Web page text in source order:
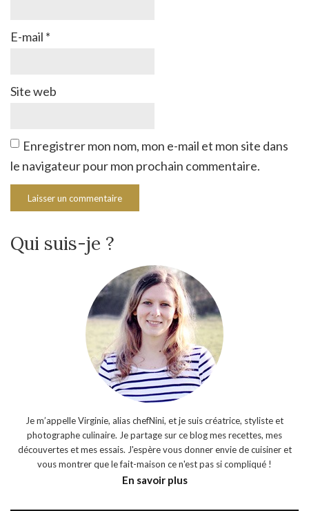
E-mail *
Site web
Enregistrer mon nom, mon e-mail et mon site dans
le navigateur pour mon prochain commentaire.
Qui suis-je ?
Je m’appelle Virginie, alias chefNini, et je suis créatrice, styliste et
photographe culinaire. Je partage sur ce blog mes recettes, mes
découvertes et mes essais. J'espère vous donner envie de cuisiner et
vous montrer que le fait-maison ce n'est pas si compliqué !
En savoir plus